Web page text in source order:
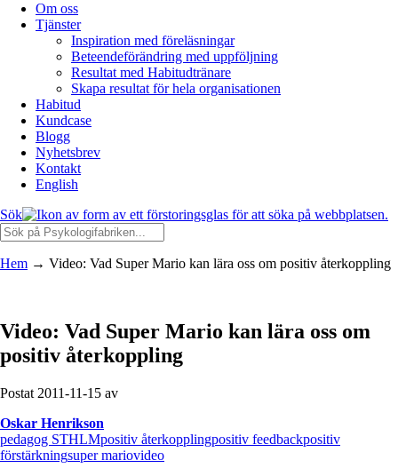
Om oss
Tjänster
Inspiration med föreläsningar
Beteendeförändring med uppföljning
Resultat med Habitudtränare
Skapa resultat för hela organisationen
Habitud
Kundcase
Blogg
Nyhetsbrev
Kontakt
English
Sök
Hem → Video: Vad Super Mario kan lära oss om positiv återkoppling
Video: Vad Super Mario kan lära oss om
positiv återkoppling
Postat 2011-11-15 av
Oskar Henrikson
pedagog STHLMpositiv återkopplingpositiv feedbackpositiv
förstärkningsuper mariovideo